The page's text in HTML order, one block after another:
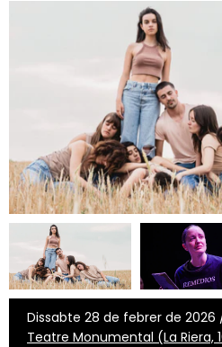
Dissabte 28 de febrer de 2026
Teatre Monumental (La Riera,